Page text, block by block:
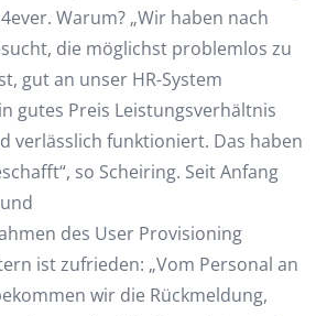
Warum? „Wir haben nach
die möglichst problemlos zu
gut an unser HR-System
gutes Preis Leistungsverhältnis
verlässlich funktioniert. Das haben
so Scheiring. Seit Anfang
des User Provisioning
ist zufrieden: „Vom Personal an
wir die Rückmeldung,